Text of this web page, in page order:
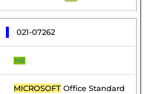
021-07262
MS
MICROSOFT Office Standard